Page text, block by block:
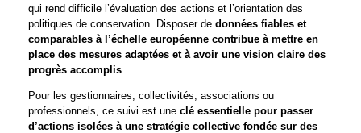
qui rend difficile l’évaluation des actions et l’orientation des
politiques de conservation. Disposer de données fiables et
comparables à l’échelle européenne contribue à mettre en
place des mesures adaptées et à avoir une vision claire des
progrès accomplis.
Pour les gestionnaires, collectivités, associations ou
professionnels, ce suivi est une clé essentielle pour passer
d’actions isolées à une stratégie collective fondée sur des